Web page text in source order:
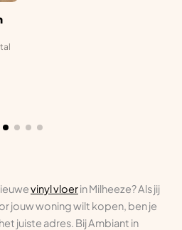
vinyl vloerin Milheeze? Als jij
jouw woning wilt kopen, ben je
juiste adres. Bij Ambiant in